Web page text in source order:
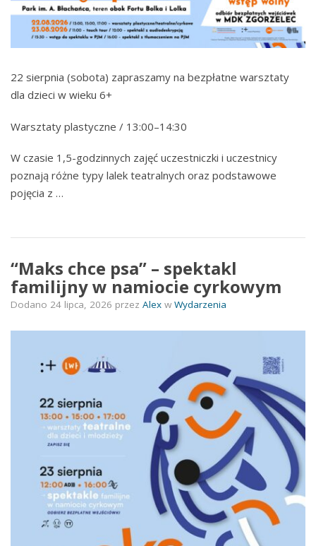
22 sierpnia (sobota) zapraszamy na bezpłatne warsztaty
dla dzieci w wieku 6+
Warsztaty plastyczne / 13:00–14:30
W czasie 1,5-godzinnych zajęć uczestniczki i uczestnicy
poznają różne typy lalek teatralnych oraz podstawowe
pojęcia z …
“Maks chce psa” – spektakl
familijny w namiocie cyrkowym
Dodano 24 lipca, 2026 przez Alex w Wydarzenia